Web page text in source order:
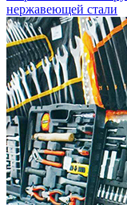
нержавеющей стали